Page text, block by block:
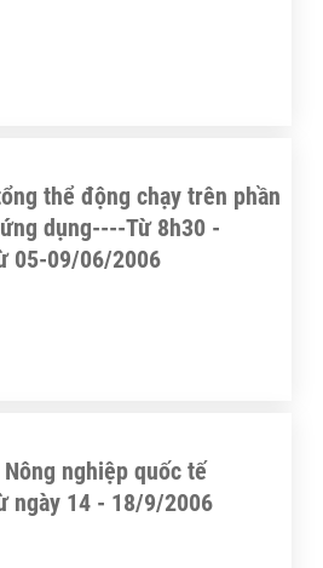
thể động chạy trên phần
dụng----Từ 8h30 -
05-09/06/2006
nghiệp quốc tế
ngày 14 - 18/9/2006